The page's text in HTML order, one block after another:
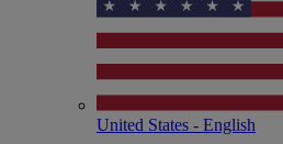
United States - English